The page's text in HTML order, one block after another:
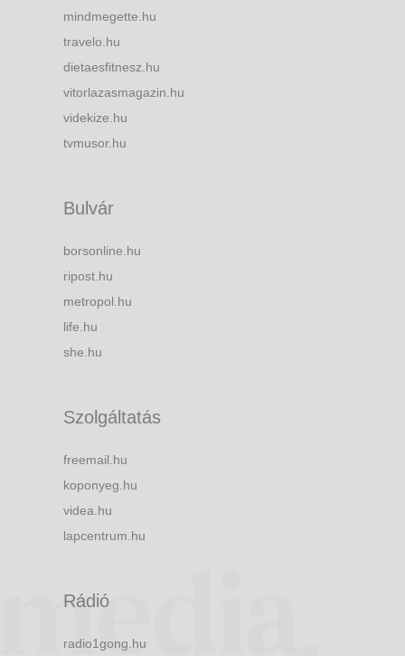
mindmegette.hu
travelo.hu
dietaesfitnesz.hu
vitorlazasmagazin.hu
videkize.hu
tvmusor.hu
Bulvár
borsonline.hu
ripost.hu
metropol.hu
life.hu
she.hu
Szolgáltatás
freemail.hu
koponyeg.hu
videa.hu
lapcentrum.hu
Rádió
radio1gong.hu